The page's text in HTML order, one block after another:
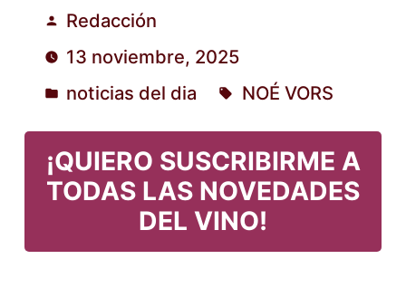
Publicado
por
Redacción
13 noviembre, 2025
Publicado
en
noticias del dia NOÉ VORS
¡QUIERO SUSCRIBIRME A
TODAS LAS NOVEDADES
DEL VINO!